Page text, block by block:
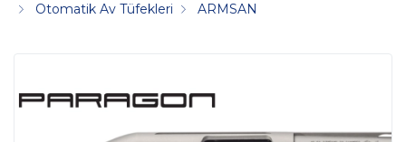
Otomatik Av Tüfekleri
ARMSAN